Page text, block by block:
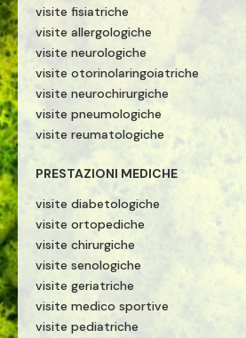
visite fisiatriche
visite allergologiche
visite neurologiche
visite otorinolaringoiatriche
visite neurochirurgiche
visite pneumologiche
visite reumatologiche
PRESTAZIONI MEDICHE
visite diabetologiche
visite ortopediche
visite chirurgiche
visite senologiche
visite geriatriche
visite medico sportive
visite pediatriche